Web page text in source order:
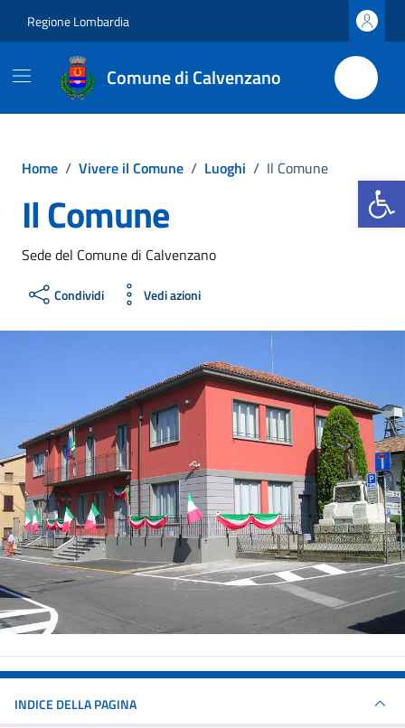
Apri la
Regione Lombardia
Comune di Calvenzano
Home / Vivere il Comune / Luoghi / Il Comune
Il Comune
Sede del Comune di Calvenzano
Condividi Vedi azioni
INDICE DELLA PAGINA